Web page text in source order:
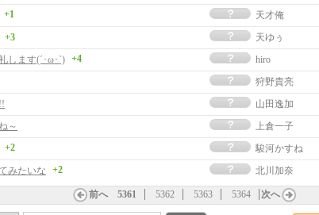
+1 天才俺
+3 天ゆぅ
します(´･ω･`) +4 hiro
狩野貴亮
山田逸加
～
上倉一子
+2 駿河かすね
みたいな
+2 北川加奈
前へ 5361 5362 5363 5364 次へ